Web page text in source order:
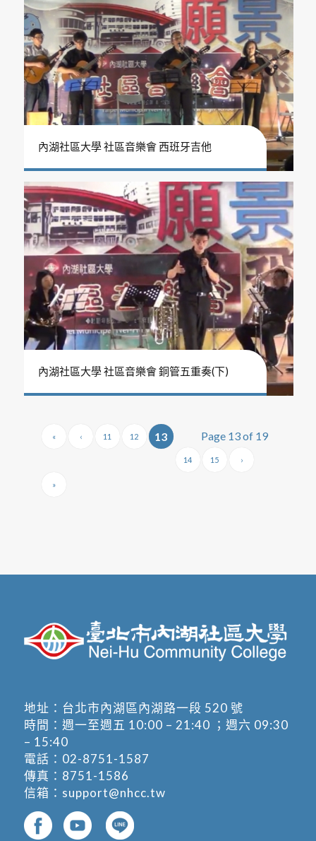
內湖社區大學 社區音樂會 西班牙吉他
內湖社區大學 社區音樂會 銅管五重奏(下)
Page 13 of 19
« ‹ 11 12 13
14 15 ›
»
地址： 台北市內湖區內湖路一段 520 號
時間：週一至週五 10:00 – 21:40 ；週六 09:30
– 15:40
電話： 02-8751-1587
傳真：8751-1586
信箱： support@nhcc.tw